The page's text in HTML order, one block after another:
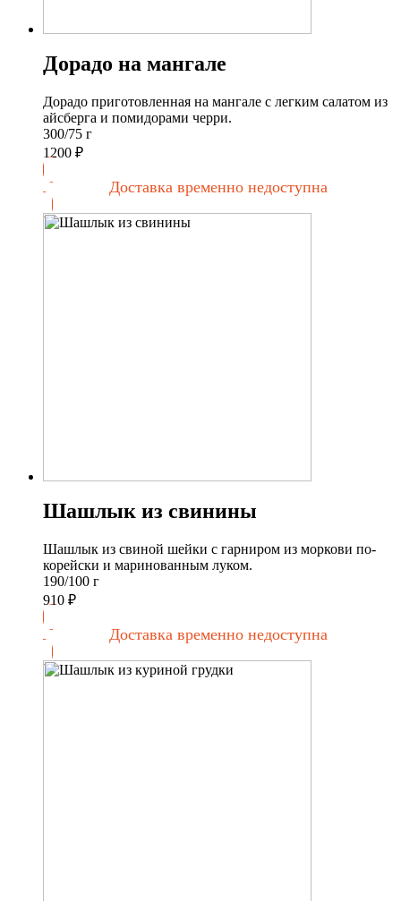
Дорадо на мангале
Дорадо приготовленная на мангале с легким салатом из
айсберга и помидорами черри.
300/75 г
1200 ₽
Доставка временно недоступна
Шашлык из свинины
Шашлык из свиной шейки с гарниром из моркови по-
корейски и маринованным луком.
190/100 г
910 ₽
Доставка временно недоступна